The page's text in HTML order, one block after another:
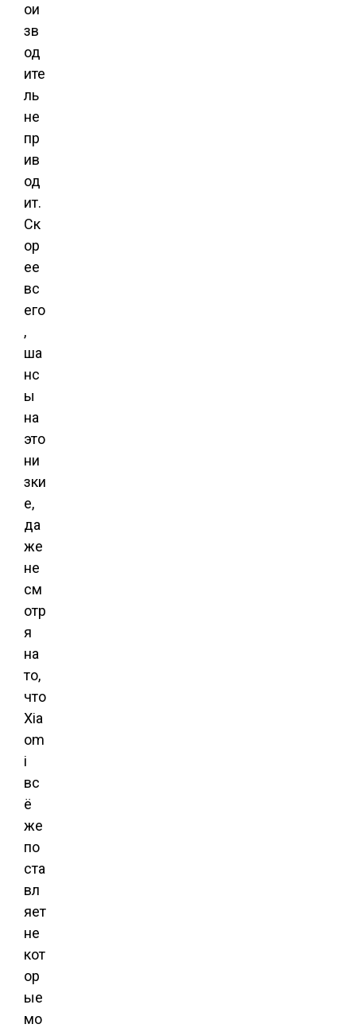
ои
зв
од
ите
ль
не
пр
ив
од
ит.
Ск
ор
ее
вс
его
,
ша
нс
ы
на
это
ни
зки
е,
да
же
не
см
отр
я
на
то,
что
Xia
om
i
вс
ё
же
по
ста
вл
яет
не
кот
ор
ые
мо